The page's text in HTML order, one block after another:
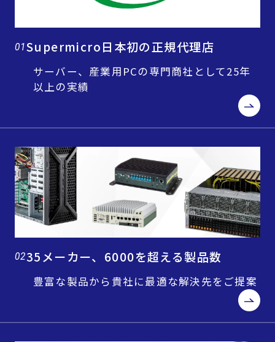
01Supermicro日本初の正規代理店
サーバー、産業用PCの専門商社として25年
以上の実績
0235メーカー、6000を超える製品数
豊富な製品から貴社に最適な解決先をご提案